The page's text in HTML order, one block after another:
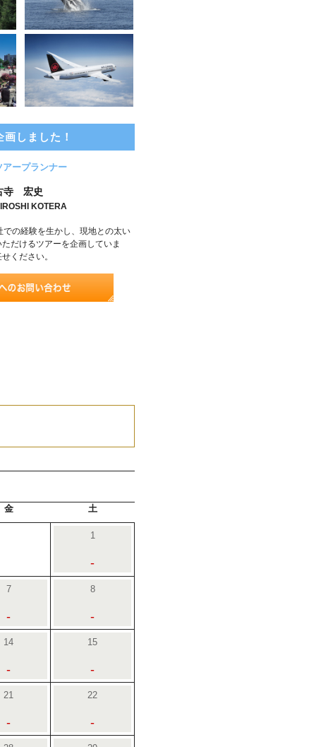
画しました！
アープランナー
寺 宏史
KOTERA
の経験を生かし、現地との太い
だけるツアーを企画していま
ください。
金 土
1
-
7
-
8
-
14
-
15
-
21
-
22
-